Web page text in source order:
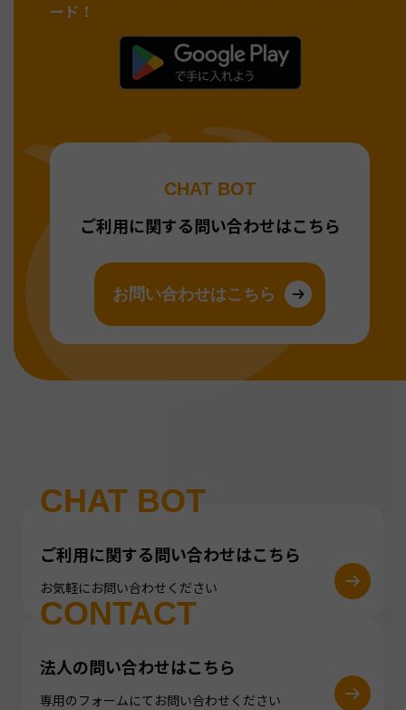
ード！
CHAT BOT
ご利用に関する問い合わせはこちら
お問い合わせはこちら
CHAT BOT
ご利用に関する問い合わせはこちら
お気軽にお問い合わせください
CONTACT
法人の問い合わせはこちら
専用のフォームにてお問い合わせください